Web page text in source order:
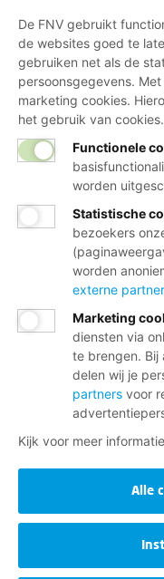
De FNV gebruikt
de websites goed te
gebruiken net als de
persoonsgegevens.
marketing cookies.
het gebruik van cookies.
Functionele
worden
Statistische
bezoekers
worden
externe
Marketing
diensten via
te brengen.
delen wij je
partners voor
Kijk voor meer
Alle